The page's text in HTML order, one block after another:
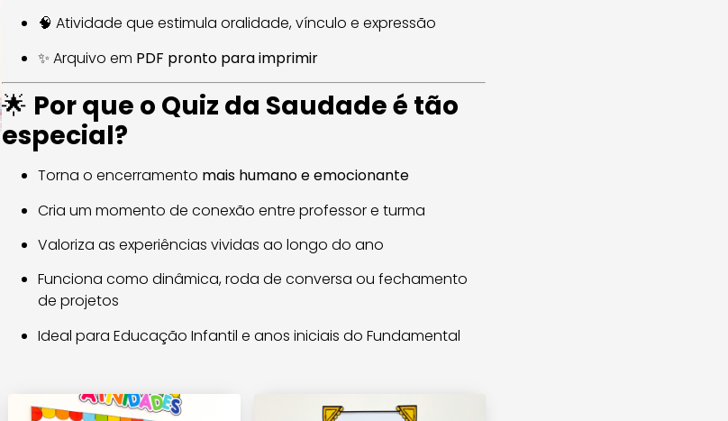
🧠 Atividade que estimula oralidade, vínculo e expressão
✨ Arquivo em PDF pronto para imprimir
🌟 Por que o Quiz da Saudade é tão
especial?
Torna o encerramento mais humano e emocionante
Cria um momento de conexão entre professor e turma
Valoriza as experiências vividas ao longo do ano
Funciona como dinâmica, roda de conversa ou fechamento
de projetos
Ideal para Educação Infantil e anos iniciais do Fundamental